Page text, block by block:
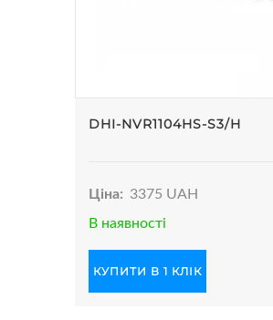
DHI-NVR1104HS-S3/H
Ціна: 3375 UAH
В наявності
КУПИТИ В 1 КЛІК